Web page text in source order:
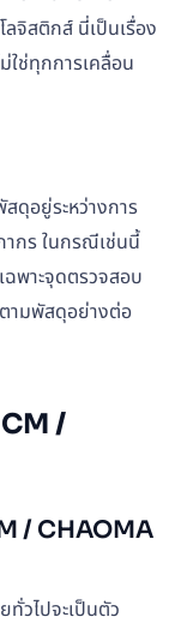
จิสติกส์ นี่เป็นเรื่อง
ช่ทุกการเคลื่อน
ดุอยู่ระหว่างการ
ากร ในกรณีเช่นนี้
พาะจุดตรวจสอบ
ามพัสดุอย่างต่อ
/
/ CHAOMA
วไปจะเป็นตัว